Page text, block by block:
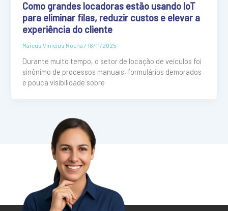
Como grandes locadoras estão usando IoT
para eliminar filas, reduzir custos e elevar a
experiência do cliente
Marcus Vinícius Rocha / 18/11/2025
Durante muito tempo, o setor de locação de veículos foi
sinônimo de processos manuais, formulários demorados
e pouca visibilidade sobre